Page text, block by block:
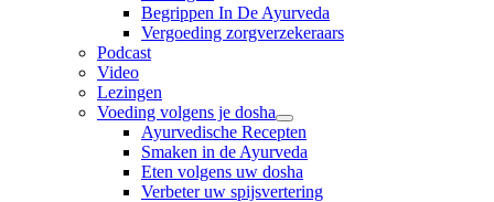
Begrippen In De Ayurveda
Vergoeding zorgverzekeraars
Podcast
Video
Lezingen
Voeding volgens je dosha
Ayurvedische Recepten
Smaken in de Ayurveda
Eten volgens uw dosha
Verbeter uw spijsvertering